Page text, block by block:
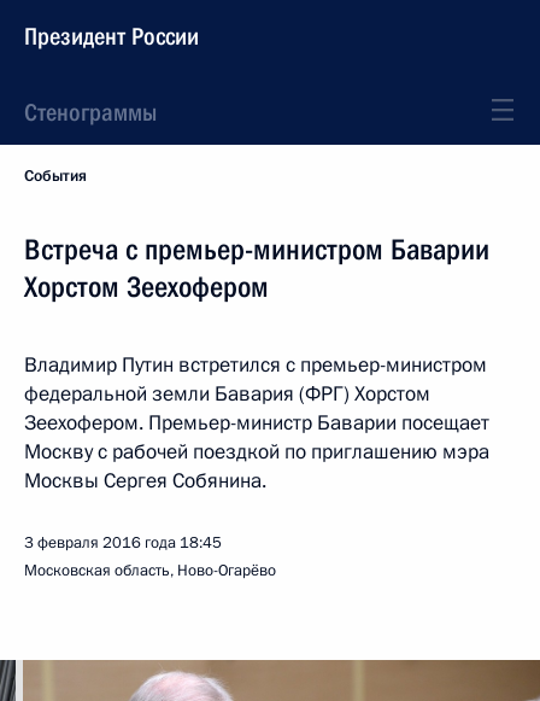
Президент России
Стенограммы
События
Встреча с премьер-министром Баварии
Хорстом Зеехофером
Владимир Путин встретился с премьер-министром
федеральной земли Бавария (ФРГ) Хорстом
Зеехофером. Премьер-министр Баварии посещает
Москву с рабочей поездкой по приглашению мэра
Москвы Сергея Собянина.
3 февраля 2016 года 18:45
Московская область, Ново-Огарёво